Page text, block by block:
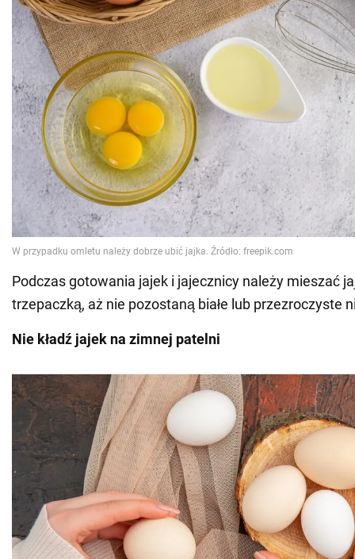
Podczas gotowania jajek i jajecznicy należy mieszać
trzepaczką, aż nie pozostaną białe lub przezroczyste
Nie kładź jajek na zimnej patelni